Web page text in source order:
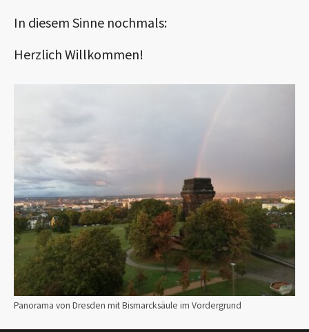
In diesem Sinne nochmals:
Herzlich Willkommen!
Panorama von Dresden mit Bismarcksäule im Vordergrund